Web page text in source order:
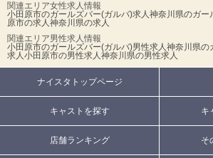
関連エリア女性求人情報
小田原市のガールズバー(ガルバ)求人神奈川県のガー
原市の求人神奈川県の求人
関連エリア男性求人情報
小田原市のガールズバー(ガルバ)男性求人神奈川県の
求人小田原市の男性求人神奈川県の男性求人
ナイスタトップページ
キャストを探す キ
店舗ランキング そ